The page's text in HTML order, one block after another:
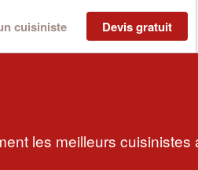
cuisiniste Devis gratuit
les meilleurs cuisinistes